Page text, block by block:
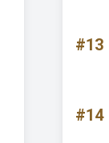
#13
#14